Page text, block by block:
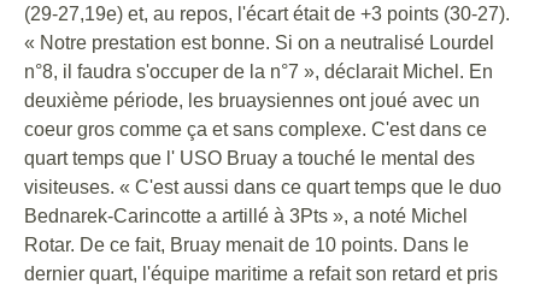
(29-27,19e) et, au repos, l'écart était de +3 points (30-27).
« Notre prestation est bonne. Si on a neutralisé Lourdel
n°8, il faudra s'occuper de la n°7 », déclarait Michel. En
deuxième période, les bruaysiennes ont joué avec un
coeur gros comme ça et sans complexe. C'est dans ce
quart temps que l' USO Bruay a touché le mental des
visiteuses. « C'est aussi dans ce quart temps que le duo
Bednarek-Carincotte a artillé à 3Pts », a noté Michel
Rotar. De ce fait, Bruay menait de 10 points. Dans le
dernier quart, l'équipe maritime a refait son retard et pris